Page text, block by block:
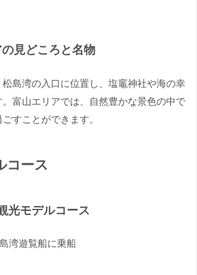
見どころと名物
島湾の入口に位置し、塩竈神社や海の幸
富山エリアでは、自然豊かな景色の中で
すことができます。
コース
光モデルコース
湾遊覧船に乗船